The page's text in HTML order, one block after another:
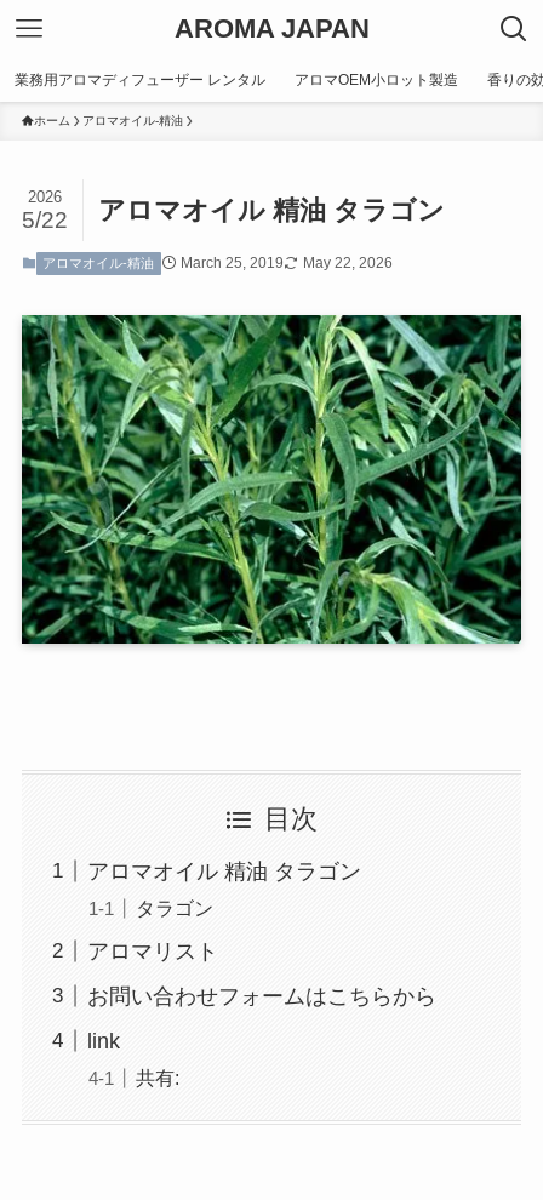
AROMA JAPAN
業務用アロマディフューザー レンタル アロマOEM小ロット製造 香りの
ホーム アロマオイル-精油
アロマオイル 精油 タラゴン
2026
5/22
アロマオイル-精油 March 25, 2019 May 22, 2026
目次
アロマオイル 精油 タラゴン
タラゴン
アロマリスト
お問い合わせフォームはこちらから
link
共有: